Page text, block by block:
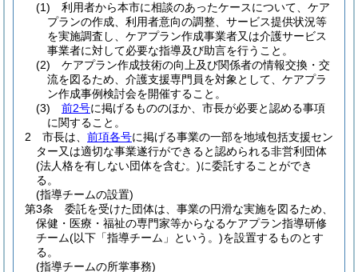
(1)
利用者から本市に相談のあったケースについて、ケア
プランの作成、利用者意向の調整、サービス提供状況等
を実施調査し、ケアプラン作成事業者又は介護サービス
事業者に対して必要な指導及び助言を行うこと。
(2)
ケアプラン作成技術の向上及び関係者の情報交換・交
流を図るため、介護支援専門員を対象として、ケアプラ
ン作成事例検討会を開催すること。
(3)
前2号に掲げるもののほか、市長が必要と認める事項
に関すること。
2
市長は、 前項各号に掲げる事業の一部を地域包括支援セン
ター又は適切な事業遂行ができると認められる非営利団体
(法人格を有しない団体を含む。)に委託することができ
る。
(指導チームの設置)
第3条
委託を受けた団体は、事業の円滑な実施を図るため、
保健・医療・福祉の専門家等からなるケアプラン指導研修
チーム(以下「指導チーム」という。)を設置するものとす
る。
(指導チームの所掌事務)